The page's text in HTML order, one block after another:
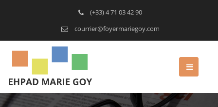
(+33) 4 71 03 42 90
courrier@foyermariegoy.com